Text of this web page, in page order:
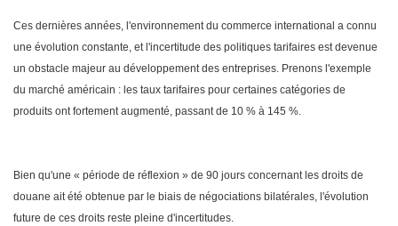
Ces dernières années, l'environnement du commerce international a connu
une évolution constante, et l'incertitude des politiques tarifaires est devenue
un obstacle majeur au développement des entreprises. Prenons l'exemple
du marché américain : les taux tarifaires pour certaines catégories de
produits ont fortement augmenté, passant de 10 % à 145 %.
Bien qu'une « période de réflexion » de 90 jours concernant les droits de
douane ait été obtenue par le biais de négociations bilatérales, l'évolution
future de ces droits reste pleine d'incertitudes.